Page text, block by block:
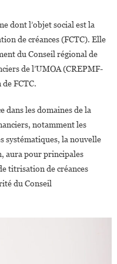
De
La
Banque
Ouest
(BOAD)
dont l’objet social est la
de créances (FCTC). Elle
du Conseil régional de
de l’UMOA (CREPMF-
FCTC.
dans les domaines de la
notamment les
systématiques, la nouvelle
aura pour principales
titrisation de créances
du Conseil